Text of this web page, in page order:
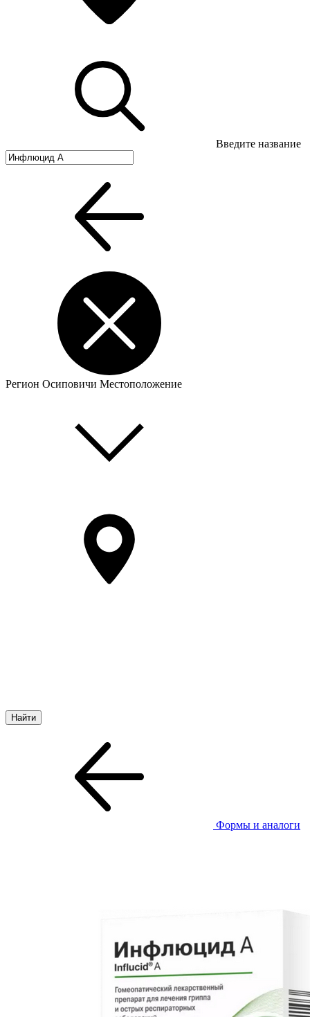
Введите название
Регион Осиповичи Местоположение
Формы и аналоги